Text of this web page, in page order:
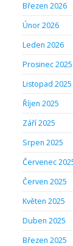
Březen 2026
Únor 2026
Leden 2026
Prosinec 2025
Listopad 2025
Říjen 2025
Září 2025
Srpen 2025
Červenec
Červen 2025
Květen 2025
Duben 2025
Březen 2025